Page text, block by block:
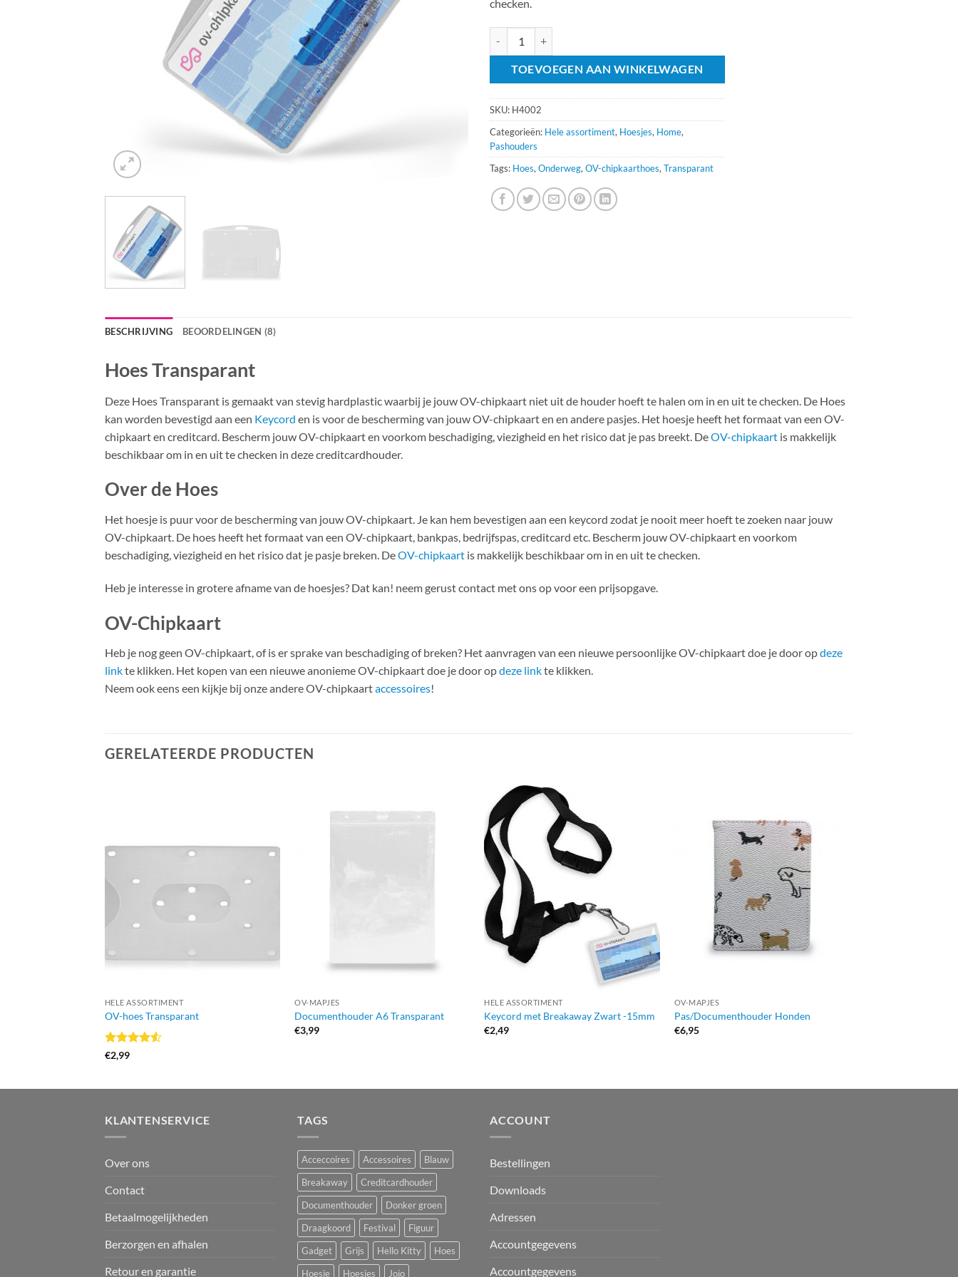
checken.
TOEVOEGEN AAN WINKELWAGEN
SKU: H4002
Categorieën: Hele assortiment, Hoesjes, Home,
Pashouders
Tags: Hoes, Onderweg, OV-chipkaarthoes, Transparant
BESCHRIJVING BEOORDELINGEN (8)
Hoes Transparant
Deze Hoes Transparant is gemaakt van stevig hardplastic waarbij je jouw OV-chipkaart niet uit de houder hoeft te halen om in en uit te checken. De Hoes
kan worden bevestigd aan een Keycord en is voor de bescherming van jouw OV-chipkaart en en andere pasjes. Het hoesje heeft het formaat van een OV-
chipkaart en creditcard. Bescherm jouw OV-chipkaart en voorkom beschadiging, viezigheid en het risico dat je pas breekt. DeOV-chipkaart is makkelijk
beschikbaar om in en uit te checken in deze creditcardhouder.
Over de Hoes
Het hoesje is puur voor de bescherming van jouw OV-chipkaart. Je kan hem bevestigen aan een keycord zodat je nooit meer hoeft te zoeken naar jouw
OV-chipkaart. De hoes heeft het formaat van een OV-chipkaart, bankpas, bedrijfspas, creditcard etc. Bescherm jouw OV-chipkaart en voorkom
beschadiging, viezigheid en het risico dat je pasje breken. DeOV-chipkaart is makkelijk beschikbaar om in en uit te checken.
Heb je interesse in grotere afname van de hoesjes? Dat kan! neem gerust contact met ons op voor een prijsopgave.
OV-Chipkaart
Heb je nog geen OV-chipkaart, of is er sprake van beschadiging of breken? Het aanvragen van een nieuwe persoonlijke OV-chipkaart doe je door opdeze
linkte klikken. Het kopen van een nieuwe anonieme OV-chipkaart doe je door opdeze linkte klikken.
Neem ook eens een kijkje bij onze andere OV-chipkaartaccessoires!
GERELATEERDE PRODUCTEN
HELE ASSORTIMENT
OV-hoes Transparant
Gewaardeerd
€2,99
OV-MAPJES
Documenthouder A6 Transparant
€3,99
HELE ASSORTIMENT
Keycord met Breakaway Zwart -15mm
€2,49
OV-MAPJES
Pas/Documenthouder Honden
€6,95
KLANTENSERVICE
Over ons
Contact
Betaalmogelijkheden
Berzorgen en afhalen
Retour en garantie
TAGS
Acceccoires Accessoires
Blauw
Breakaway
Creditcardhouder
Documenthouder
Donker groen
Draagkoord
Festival
Figuur
Gadget
Grijs Hello Kitty
Hoes
Hoesje
Hoesjes
Jojo
ACCOUNT
Bestellingen
Downloads
Adressen
Accountgegevens
Accountgegevens